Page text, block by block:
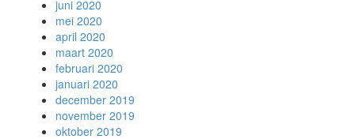
juni 2020
mei 2020
april 2020
maart 2020
februari 2020
januari 2020
december 2019
november 2019
oktober 2019